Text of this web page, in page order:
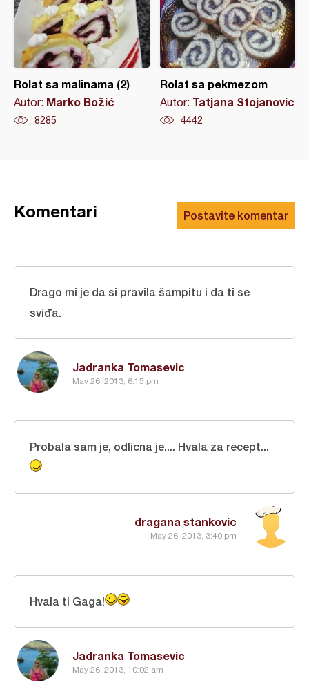
Rolat sa malinama (2)
Autor: Marko Božić
8285
Rolat sa pekmezom
Autor: Tatjana Stojanovic
4442
Postavite komentar
Komentari
Jadranka Tomasevic
May 26, 2013, 6:15 pm
Drago mi je da si pravila šampitu i da ti se
sviđa.
dragana stankovic
May 26, 2013, 3:40 pm
Probala sam je, odlicna je.... Hvala za recept...
Jadranka Tomasevic
May 26, 2013, 10:02 am
Hvala ti Gaga!